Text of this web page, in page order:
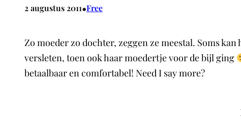
2 augustus 2011•Free
Zo moeder zo dochter, zeggen ze meestal. Soms
versleten, toen ook haar moedertje voor de bijl ging
betaalbaar en comfortabel! Need I say more?